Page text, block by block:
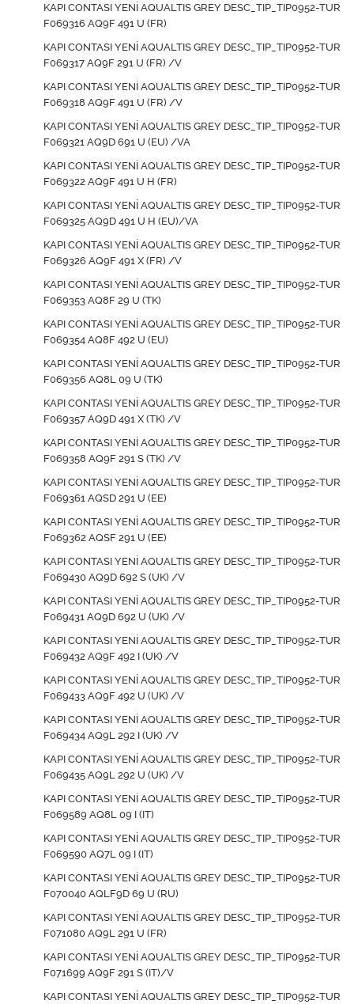
KAPI CONTASI YENİ AQUALTIS GREY DESC_TIP_TIP0952-TUR
F069316 AQ9F 491 U (FR)
KAPI CONTASI YENİ AQUALTIS GREY DESC_TIP_TIP0952-TUR
F069317 AQ9F 291 U (FR) /V
KAPI CONTASI YENİ AQUALTIS GREY DESC_TIP_TIP0952-TUR
F069318 AQ9F 491 U (FR) /V
KAPI CONTASI YENİ AQUALTIS GREY DESC_TIP_TIP0952-TUR
F069321 AQ9D 691 U (EU) /VA
KAPI CONTASI YENİ AQUALTIS GREY DESC_TIP_TIP0952-TUR
F069322 AQ9F 491 U H (FR)
KAPI CONTASI YENİ AQUALTIS GREY DESC_TIP_TIP0952-TUR
F069325 AQ9D 491 U H (EU)/VA
KAPI CONTASI YENİ AQUALTIS GREY DESC_TIP_TIP0952-TUR
F069326 AQ9F 491 X (FR) /V
KAPI CONTASI YENİ AQUALTIS GREY DESC_TIP_TIP0952-TUR
F069353 AQ8F 29 U (TK)
KAPI CONTASI YENİ AQUALTIS GREY DESC_TIP_TIP0952-TUR
F069354 AQ8F 492 U (EU)
KAPI CONTASI YENİ AQUALTIS GREY DESC_TIP_TIP0952-TUR
F069356 AQ8L 09 U (TK)
KAPI CONTASI YENİ AQUALTIS GREY DESC_TIP_TIP0952-TUR
F069357 AQ9D 491 X (TK) /V
KAPI CONTASI YENİ AQUALTIS GREY DESC_TIP_TIP0952-TUR
F069358 AQ9F 291 S (TK) /V
KAPI CONTASI YENİ AQUALTIS GREY DESC_TIP_TIP0952-TUR
F069361 AQSD 291 U (EE)
KAPI CONTASI YENİ AQUALTIS GREY DESC_TIP_TIP0952-TUR
F069362 AQSF 291 U (EE)
KAPI CONTASI YENİ AQUALTIS GREY DESC_TIP_TIP0952-TUR
F069430 AQ9D 692 S (UK) /V
KAPI CONTASI YENİ AQUALTIS GREY DESC_TIP_TIP0952-TUR
F069431 AQ9D 692 U (UK) /V
KAPI CONTASI YENİ AQUALTIS GREY DESC_TIP_TIP0952-TUR
F069432 AQ9F 492 I (UK) /V
KAPI CONTASI YENİ AQUALTIS GREY DESC_TIP_TIP0952-TUR
F069433 AQ9F 492 U (UK) /V
KAPI CONTASI YENİ AQUALTIS GREY DESC_TIP_TIP0952-TUR
F069434 AQ9L 292 I (UK) /V
KAPI CONTASI YENİ AQUALTIS GREY DESC_TIP_TIP0952-TUR
F069435 AQ9L 292 U (UK) /V
KAPI CONTASI YENİ AQUALTIS GREY DESC_TIP_TIP0952-TUR
F069589 AQ8L 09 I (IT)
KAPI CONTASI YENİ AQUALTIS GREY DESC_TIP_TIP0952-TUR
F069590 AQ7L 09 I (IT)
KAPI CONTASI YENİ AQUALTIS GREY DESC_TIP_TIP0952-TUR
F070040 AQLF9D 69 U (RU)
KAPI CONTASI YENİ AQUALTIS GREY DESC_TIP_TIP0952-TUR
F071080 AQ9L 291 U (FR)
KAPI CONTASI YENİ AQUALTIS GREY DESC_TIP_TIP0952-TUR
F071699 AQ9F 291 S (IT)/V
KAPI CONTASI YENİ AQUALTIS GREY DESC_TIP_TIP0952-TUR